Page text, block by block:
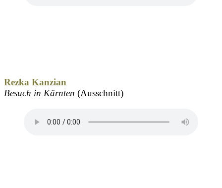
Rezka Kanzian
Besuch in Kärnten (Ausschnitt)